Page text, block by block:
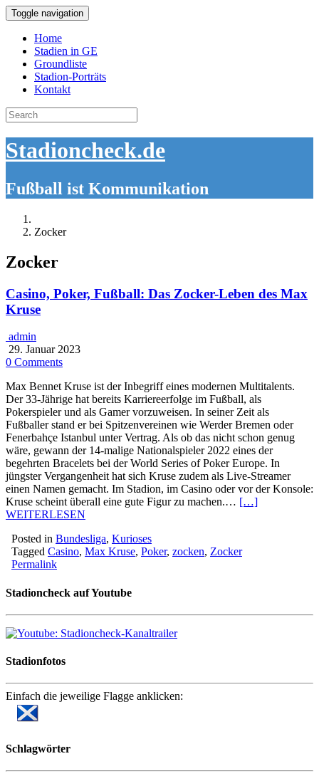
Toggle navigation
Home
Stadien in GE
Groundliste
Stadion-Porträts
Kontakt
Search
for:
Stadioncheck.de
Fußball ist Kommunikation
Zocker
Zocker
Casino, Poker, Fußball: Das Zocker-Leben des Max
Kruse
admin
29. Januar 2023
0 Comments
Max Bennet Kruse ist der Inbegriff eines modernen Multitalents.
Der 33-Jährige hat bereits Karriereerfolge im Fußball, als
Pokerspieler und als Gamer vorzuweisen. In seiner Zeit als
Fußballer stand er bei Spitzenvereinen wie Werder Bremen oder
Fenerbahçe Istanbul unter Vertrag. Als ob das nicht schon genug
wäre, gewann der 14-malige Nationalspieler 2022 eines der
begehrten Bracelets bei der World Series of Poker Europe. In
jüngster Vergangenheit hat sich Kruse zudem als Live-Streamer
einen Namen gemacht. Im Stadion, im Casino oder vor der Konsole:
Kruse scheint überall eine gute Figur zu machen.… […]
WEITERLESEN
Posted in Bundesliga, Kurioses
Tagged Casino, Max Kruse, Poker, zocken, Zocker
Permalink
Stadioncheck auf Youtube
Stadionfotos
Einfach die jeweilige Flagge anklicken:
Schlagwörter